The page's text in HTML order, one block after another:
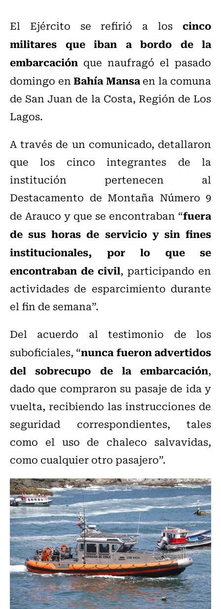
El Ejército se refirió a los cinco
militares que iban a bordo de la
embarcación que naufragó el pasado
domingo enBahía Mansaen la comuna
de San Juan de la Costa, Región de Los
Lagos.
A través de un comunicado, detallaron
que los cinco integrantes de la
institución pertenecen al
Destacamento de Montaña Número 9
de Arauco y que se encontraban “fuera
de sus horas de servicio y sin fines
institucionales, por lo que se
encontraban de civil, participando en
actividades de esparcimiento durante
el fin de semana”.
Del acuerdo al testimonio de los
suboficiales, “nunca fueron advertidos
del sobrecupo de la embarcación,
dado que compraron su pasaje de ida y
vuelta, recibiendo las instrucciones de
seguridad correspondientes, tales
como el uso de chaleco salvavidas,
como cualquier otro pasajero”.